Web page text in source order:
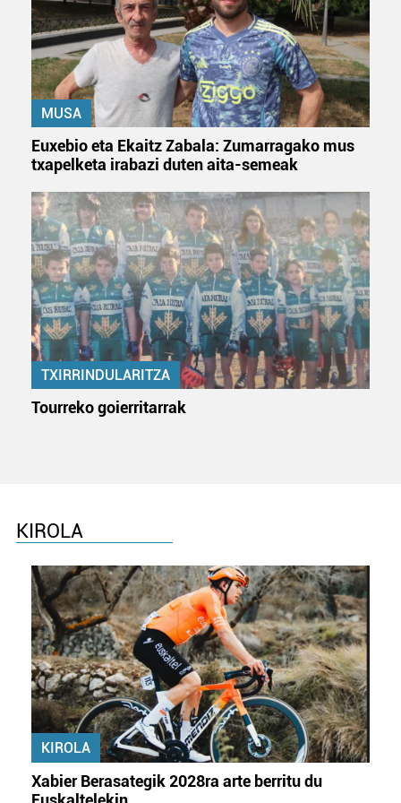
Lortu zure datu pertsonalak prozesatzeko moduari
buruzko informazio gehiago eta ezarri zure lehentasunak
datuen atalean. Edozein unetan alda edo ken dezakezu
zure baimena Cookieen adierazpenean.
Webgune honek cookie propioak eta hirugarrenen cookie-
fitxategiak erabiltzen ditu. Zure esperientzia eta
zerbitzuak hobetzeko asmoz, cookie teknologiaz
baliatzen gara. Ohar hau onartuz gero, teknologia hori
erabiltzeko baimen esplizitua ematen diguzu.Gehiago
irakurri
MUSA
Euxebio eta Ekaitz Zabala: Zumarragako mus
txapelketa irabazi duten aita-semeak
TXIRRINDULARITZA
Tourreko goierritarrak
KIROLA
KIROLA
Xabier Berasategik 2028ra arte berritu du